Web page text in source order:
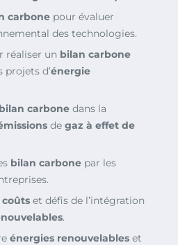
carbone pour évaluer
des technologies.
réaliser un bilan carbone
projets d’énergie
bilan carbone dans la
de gaz à effet de
bilan carbone par les
coûts et défis de l’intégration
.
énergies renouvelables et